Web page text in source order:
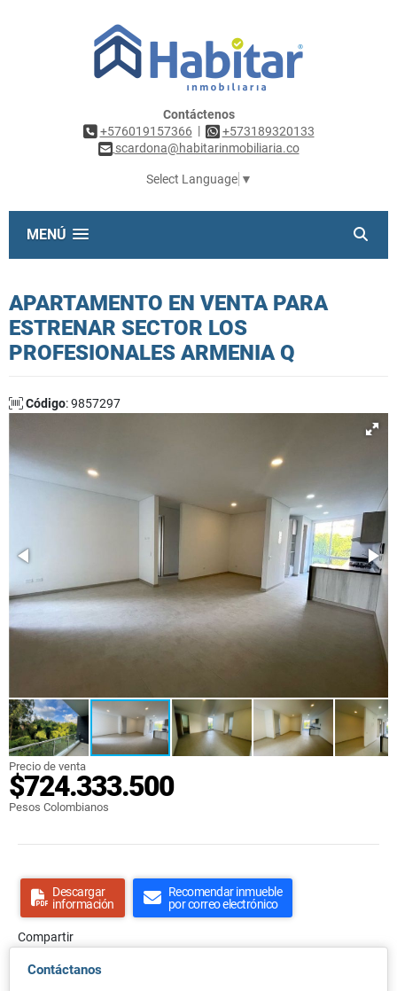
Contáctenos
+576019157366 |
+573189320133
scardona@habitarinmobiliaria.co
Select Language ▼
MENÚ
APARTAMENTO EN VENTA PARA
ESTRENAR SECTOR LOS
PROFESIONALES ARMENIA Q
Código: 9857297
Precio de venta
$724.333.500
Pesos Colombianos
Descargar
información
Recomendar inmueble
por correo electrónico
Compartir
Contáctanos